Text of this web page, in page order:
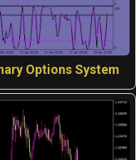
Options System